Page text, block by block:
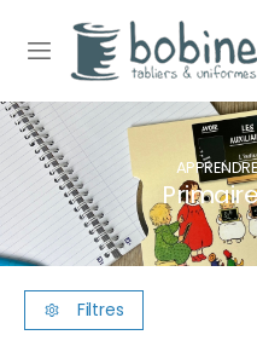
Filtres